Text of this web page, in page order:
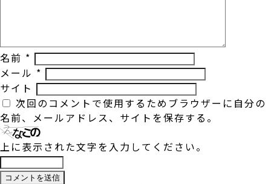
名前 *
メール *
サイト
次回のコメントで使用するためブラウザーに自分の
名前、メールアドレス、サイトを保存する。
上に表示された文字を入力してください。